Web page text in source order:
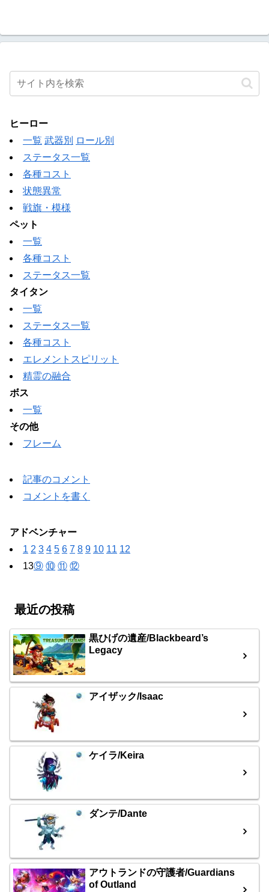
ヒーロー
一覧 武器別
ロール別
ステータス一覧
各種コスト
状態異常
戦旗・模様
ペット
一覧
各種コスト
ステータス一覧
タイタン
一覧
ステータス一覧
各種コスト
エレメントスピリット
精霊の融合
ボス
一覧
その他
フレーム
記事のコメント
コメントを書く
アドベンチャー
1 2 3 4 5 6 7 8 9 10 11 12
13⑨ ⑩ ⑪ ⑫
最近の投稿
黒ひげの遺産/Blackbeard’s
Legacy
アイザック/Isaac
ケイラ/Keira
ダンテ/Dante
アウトランドの守護者/Guardians
of Outland